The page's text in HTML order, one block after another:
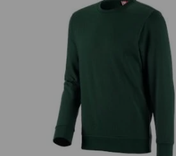
Felpa e.s.industry